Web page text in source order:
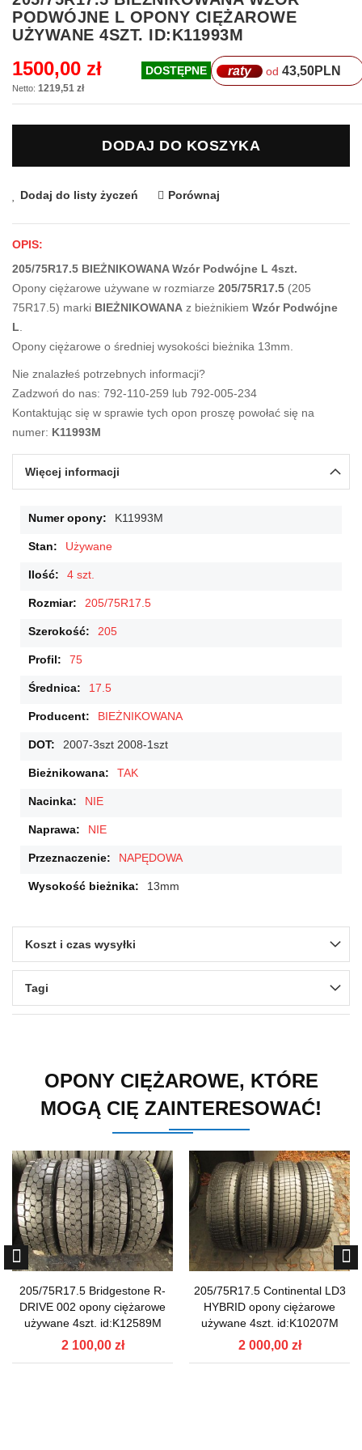
na
początek
galerii
PODWÓJNE L OPONY CIĘŻAROWE
UŻYWANE 4SZT. ID:K11993M
1500,00 zł
1219,51 zł
DOSTĘPNE raty od 43,50PLN
DODAJ DO KOSZYKA
Dodaj do listy życzeń Porównaj
OPIS:
205/75R17.5 BIEŻNIKOWANA Wzór Podwójne L 4szt.
Opony ciężarowe używane w rozmiarze 205/75R17.5 (205
75R17.5) marki BIEŻNIKOWANA z bieżnikiem Wzór Podwójne
L.
Opony ciężarowe o średniej wysokości bieżnika 13mm.
Nie znalazłeś potrzebnych informacji?
Zadzwoń do nas: 792-110-259 lub 792-005-234
Kontaktując się w sprawie tych opon proszę powołać się na
numer: K11993M
Więcej informacji
Więcej
K11993M
Używane
4 szt.
205/75R17.5
205
75
17.5
BIEŻNIKOWANA
2007-3szt 2008-1szt
TAK
NIE
NIE
NAPĘDOWA
13mm
Koszt i czas wysyłki
Tagi
OPONY CIĘŻAROWE, KTÓRE
MOGĄ CIĘ ZAINTERESOWAĆ!
205/75R17.5 Bridgestone R-
DRIVE 002 opony ciężarowe
używane 4szt. id:K12589M
2 100,00 zł
205/75R17.5 Continental LD3
HYBRID opony ciężarowe
używane 4szt. id:K10207M
2 000,00 zł